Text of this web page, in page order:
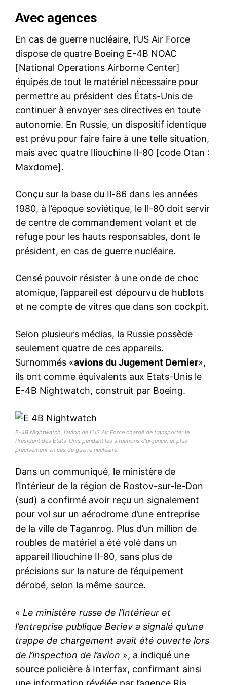
Avec agences
En cas de guerre nucléaire, l’US Air Force
dispose de quatre Boeing E-4B NOAC
[National Operations Airborne Center]
équipés de tout le matériel nécessaire pour
permettre au président des États-Unis de
continuer à envoyer ses directives en toute
autonomie. En Russie, un dispositif identique
est prévu pour faire faire à une telle situation,
mais avec quatre Iliouchine Il-80 [code Otan :
Maxdome].
Conçu sur la base du Il-86 dans les années
1980, à l’époque soviétique, le Il-80 doit servir
de centre de commandement volant et de
refuge pour les hauts responsables, dont le
président, en cas de guerre nucléaire.
Censé pouvoir résister à une onde de choc
atomique, l’appareil est dépourvu de hublots
et ne compte de vitres que dans son cockpit.
Selon plusieurs médias, la Russie possède
seulement quatre de ces appareils.
Surnommés «avions du Jugement Dernier»,
ils ont comme équivalents aux Etats-Unis le
E-4B Nightwatch, construit par Boeing.
E-4B Nightwatch, l’avion de l’US Air Force chargé de transporter le
Président des États-Unis pendant les situations d’urgence, et plus
précisément en cas de guerre nucléaire.
Dans un communiqué, le ministère de
l’Intérieur de la région de Rostov-sur-le-Don
(sud) a confirmé avoir reçu un signalement
pour vol sur un aérodrome d’une entreprise
de la ville de Taganrog. Plus d’un million de
roubles de matériel a été volé dans un
appareil Iliouchine Il-80, sans plus de
précisions sur la nature de l’équipement
dérobé, selon la même source.
« Le ministère russe de l’Intérieur et
l’entreprise publique Beriev a signalé qu’une
trappe de chargement avait été ouverte lors
de l’inspection de l’avion », a indiqué une
source policière à Interfax, confirmant ainsi